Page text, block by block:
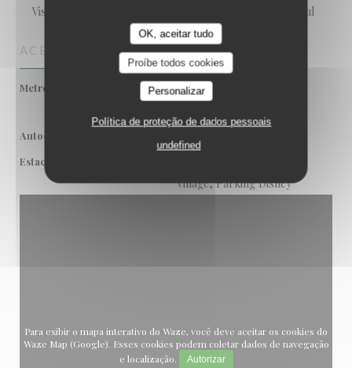
OK, aceitar tudo
Proíbe todos cookies
Personalizar
Política de proteção de dados pessoais
undefined
Visa, Cheques de férias, American Express, Cartão Azul
ACESSO
Metro
RER A - Marne-La-Vallée
Autocarro
Estacionamento
Village, Parking Disney
Para exibir o mapa interativo do Waze, você deve aceitar os cookies do
Waze Map (Google). Esses cookies podem coletar dados de navegação
e localização.
Autorizar